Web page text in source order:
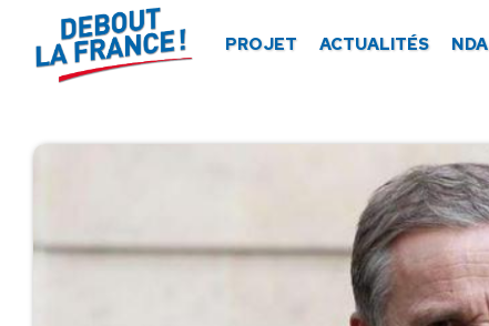
PROJET ACTUALITÉS NDA
Panneau de gestion des cookies